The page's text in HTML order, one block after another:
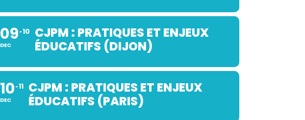
09
DEC
10 CJPM : PRATIQUES ET ENJEUX
ÉDUCATIFS (DIJON)
10
DEC
11 CJPM : PRATIQUES ET ENJEUX
ÉDUCATIFS (PARIS)